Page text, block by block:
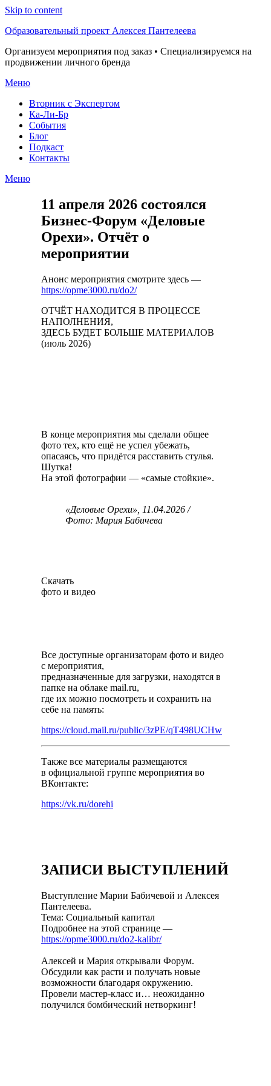
Skip to content
Образовательный проект Алексея Пантелеева
Организуем мероприятия под заказ • Специализируемся на
продвижении личного бренда
Меню
Вторник с Экспертом
Ка-Ли-Бр
События
Блог
Подкаст
Контакты
Меню
11 апреля 2026 состоялся
Бизнес-Форум «Деловые
Орехи». Отчёт о
мероприятии
Анонс мероприятия смотрите здесь —
https://opme3000.ru/do2/
ОТЧЁТ НАХОДИТСЯ В ПРОЦЕССЕ
НАПОЛНЕНИЯ,
ЗДЕСЬ БУДЕТ БОЛЬШЕ МАТЕРИАЛОВ
(июль 2026)
В конце мероприятия мы сделали общее
фото тех, кто ещё не успел убежать,
опасаясь, что придётся расставить стулья.
Шутка!
На этой фотографии — «самые стойкие».
«Деловые Орехи», 11.04.2026 /
Фото: Мария Бабичева
Скачать
фото и видео
Все доступные организаторам фото и видео
с мероприятия,
предназначенные для загрузки, находятся в
папке на облаке mail.ru,
где их можно посмотреть и сохранить на
себе на память:
https://cloud.mail.ru/public/3zPE/qT498UCHw
Также все материалы размещаются
в официальной группе мероприятия во
ВКонтакте:
https://vk.ru/dorehi
ЗАПИСИ ВЫСТУПЛЕНИЙ
Выступление Марии Бабичевой и Алексея
Пантелеева.
Тема: Социальный капитал
Подробнее на этой странице —
https://opme3000.ru/do2-kalibr/
Алексей и Мария открывали Форум.
Обсудили как расти и получать новые
возможности благодаря окружению.
Провели мастер-класс и… неожиданно
получился бомбический нетворкинг!